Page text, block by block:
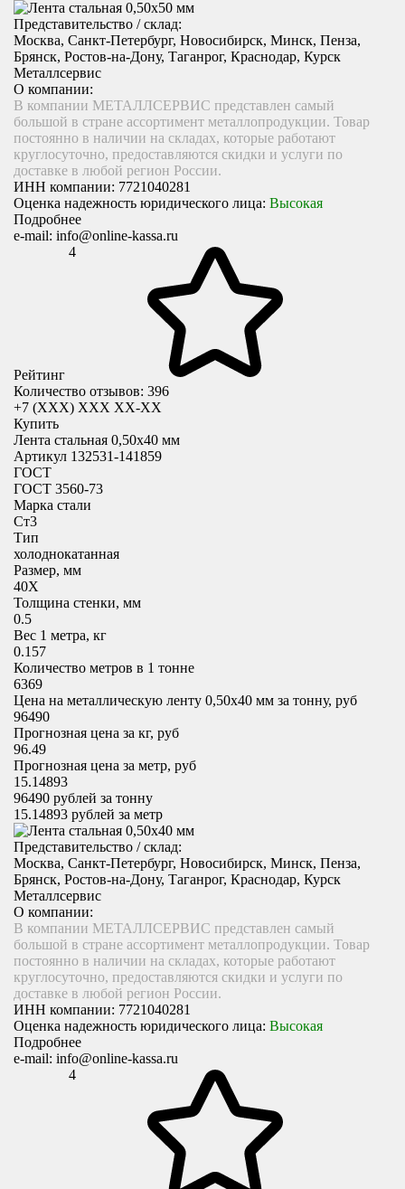
Представительство / склад:
Москва, Санкт-Петербург, Новосибирск, Минск, Пенза,
Брянск, Ростов-на-Дону, Таганрог, Краснодар, Курск
Металлсервис
О компании:
В компании МЕТАЛЛСЕРВИС представлен самый
большой в стране ассортимент металлопродукции. Товар
постоянно в наличии на складах, которые работают
круглосуточно, предоставляются скидки и услуги по
доставке в любой регион России.
ИНН компании: 7721040281
Оценка надежность юридического лица: Высокая
Подробнее
e-mail: info@online-kassa.ru
Рейтинг
4
Количество отзывов: 396
+7 (XXX) ХХХ ХХ-ХХ
Купить
Лента стальная 0,50х40 мм
Артикул 132531-141859
ГОСТ
ГОСТ 3560-73
Марка стали
Ст3
Тип
холоднокатанная
Размер, мм
40X
Толщина стенки, мм
0.5
Вес 1 метра, кг
0.157
Количество метров в 1 тонне
6369
Цена на металлическую ленту 0,50х40 мм за тонну, руб
96490
Прогнозная цена за кг, руб
96.49
Прогнозная цена за метр, руб
15.14893
96490 рублей за тонну
15.14893 рублей за метр
Представительство / склад:
Москва, Санкт-Петербург, Новосибирск, Минск, Пенза,
Брянск, Ростов-на-Дону, Таганрог, Краснодар, Курск
Металлсервис
О компании:
В компании МЕТАЛЛСЕРВИС представлен самый
большой в стране ассортимент металлопродукции. Товар
постоянно в наличии на складах, которые работают
круглосуточно, предоставляются скидки и услуги по
доставке в любой регион России.
ИНН компании: 7721040281
Оценка надежность юридического лица: Высокая
Подробнее
e-mail: info@online-kassa.ru
4